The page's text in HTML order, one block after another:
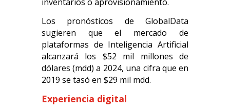
Los pronósticos de GlobalData
sugieren que el mercado de
plataformas de Inteligencia Artificial
alcanzará los $52 mil millones de
dólares (mdd) a 2024, una cifra que en
2019 se tasó en $29 mil mdd.
Experiencia digital